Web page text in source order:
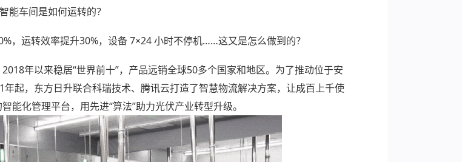
能车间是如何运转的？
，运转效率提升30%，设备 7×24 小时不停机……这又是怎么做到的？
年以来稳居“世界前十”，产品远销全球50多个国家和地区。为了推动位于安
起，东方日升联合科瑞技术、腾讯云打造了智慧物流解决方案，让成百上千使
化管理平台，用先进“算法”助力光伏产业转型升级。